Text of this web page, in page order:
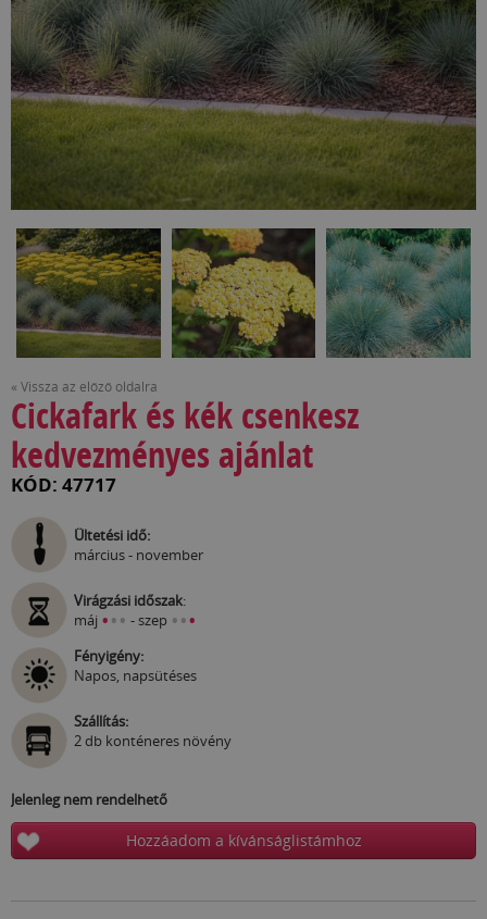
« Vissza az előző oldalra
Cickafark és kék csenkesz
kedvezményes ajánlat
KÓD: 47717
Ültetési idő:
március - november
Virágzási időszak:
máj ••• - szep •••
Fényigény:
Napos, napsütéses
Szállítás:
2 db konténeres növény
Jelenleg nem rendelhető
Hozzáadom a kívánságlistámhoz